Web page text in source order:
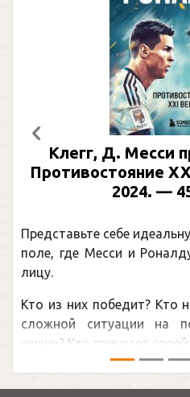
Клегг, Д. Месси
Противостояние
2024. —
Представьте себе
поле, где Месси и
лицу.
Кто из них победит? Кто
сложной ситуации на
жизни? Кто принесет своей ...
Предыдущий